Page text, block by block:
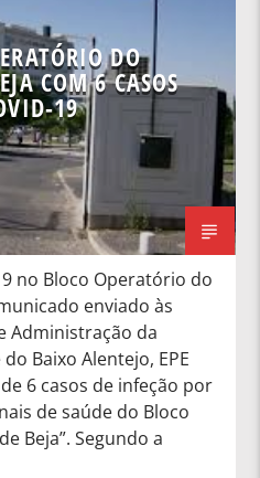
DO
COM 6 CASOS
19
no Bloco Operatório do
enviado às
Administração da
Baixo Alentejo, EPE
6 casos de infeção por
de saúde do Bloco
Beja”. Segundo a